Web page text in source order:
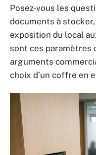
Posez-vous les
documents à stocker,
exposition du local
sont ces paramètres
arguments
choix d’un coffre en